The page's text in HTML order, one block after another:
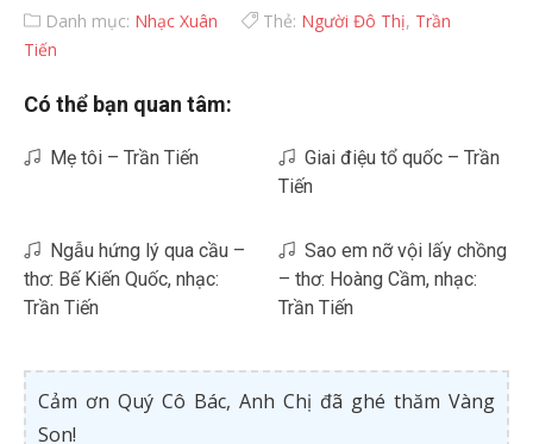
Danh mục: Nhạc Xuân Thẻ: Người Đô Thị, Trần
Tiến
Có thể bạn quan tâm:
Mẹ tôi – Trần Tiến
Giai điệu tổ quốc – Trần
Tiến
Ngẫu hứng lý qua cầu –
thơ: Bế Kiến Quốc, nhạc:
Trần Tiến
Sao em nỡ vội lấy chồng
– thơ: Hoàng Cầm, nhạc:
Trần Tiến
Cảm ơn Quý Cô Bác, Anh Chị đã ghé thăm Vàng
Son!